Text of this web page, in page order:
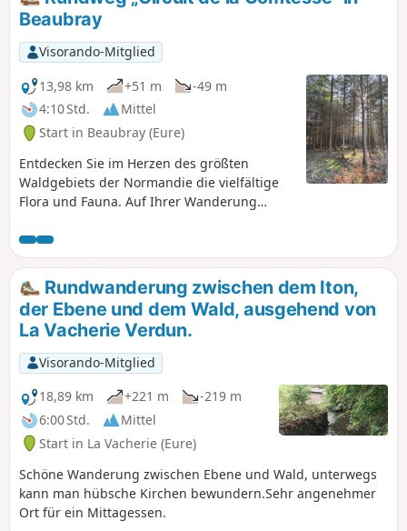
Beaubray
Visorando-Mitglied
13,98 km
+51 m
-49 m
4:10 Std.
Mittel
Start in Beaubray (Eure)
Entdecken Sie im Herzen des größten
Waldgebiets der Normandie die vielfältige
Flora und Fauna. Auf Ihrer Wanderung
Kiefernarten entdecken und vielleicht haben
Sie das Glück, an einer Wegbiegung einem
kleinen Reh zu begegnen.
Rundwanderung zwischen dem Iton,
der Ebene und dem Wald, ausgehend von
La Vacherie Verdun.
Visorando-Mitglied
18,89 km
+221 m
-219 m
6:00 Std.
Mittel
Start in La Vacherie (Eure)
Schöne Wanderung zwischen Ebene und Wald, unterwegs
kann man hübsche Kirchen bewundern.Sehr angenehmer
Ort für ein Mittagessen.